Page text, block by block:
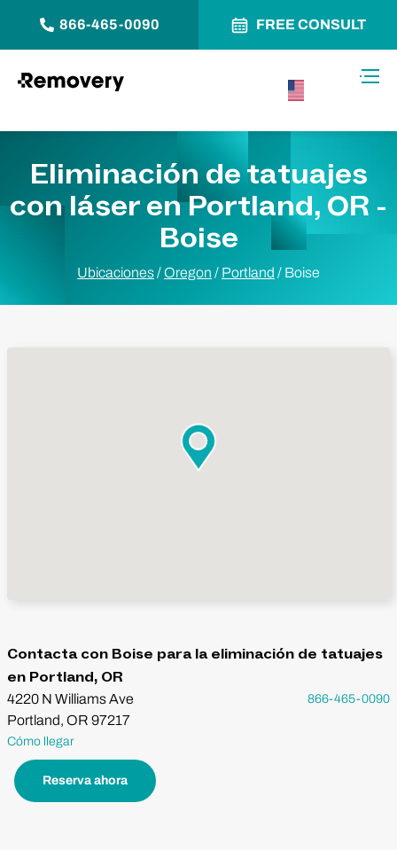
866-465-0090 FREE CONSULT
Eliminación de tatuajes
con láser en Portland, OR -
Boise
Ubicaciones/Oregon / Portland / Boise
Contacta con Boise para la eliminación de tatuajes
en Portland, OR
4220 N Williams Ave
Portland, OR 97217
Cómo llegar
Reserva ahora
866-465-0090